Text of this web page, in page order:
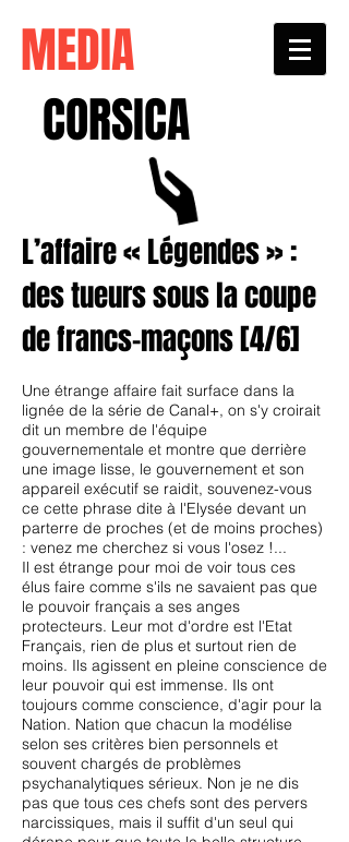
MEDIA
CORSICA
L’affaire « Légendes » :
des tueurs sous la coupe
de francs-maçons [4/6]
Une étrange affaire fait surface dans la
lignée de la série de Canal+, on s'y croirait
dit un membre de l'équipe
gouvernementale et montre que derrière
une image lisse, le gouvernement et son
appareil exécutif se raidit, souvenez-vous
ce cette phrase dite à l'Elysée devant un
parterre de proches (et de moins proches)
: venez me cherchez si vous l'osez !...
Il est étrange pour moi de voir tous ces
élus faire comme s'ils ne savaient pas que
le pouvoir français a ses anges
protecteurs. Leur mot d'ordre est l'Etat
Français, rien de plus et surtout rien de
moins. Ils agissent en pleine conscience de
leur pouvoir qui est immense. Ils ont
toujours comme conscience, d'agir pour la
Nation. Nation que chacun la modélise
selon ses critères bien personnels et
souvent chargés de problèmes
psychanalytiques sérieux. Non je ne dis
pas que tous ces chefs sont des pervers
narcissiques, mais il suffit d'un seul qui